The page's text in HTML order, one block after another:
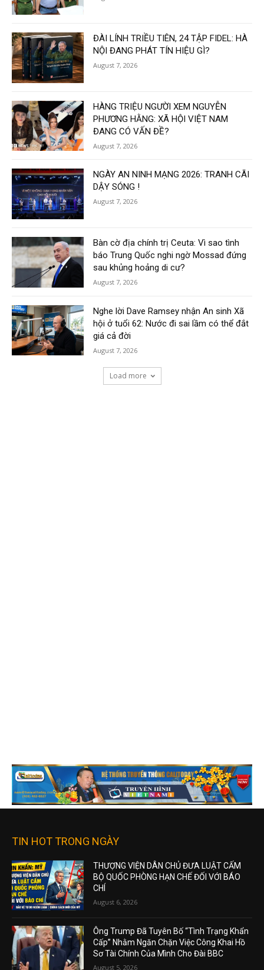
ĐÀI LÍNH TRIỀU TIÊN, 24 TẬP FIDEL: HÀ
NỘI ĐANG PHÁT TÍN HIỆU GÌ?
August 7, 2026
HÀNG TRIỆU NGƯỜI XEM NGUYỄN
PHƯƠNG HẰNG: XÃ HỘI VIỆT NAM
ĐANG CÓ VẤN ĐỀ?
August 7, 2026
NGÀY AN NINH MẠNG 2026: TRANH CÃI
DẬY SÓNG !
August 7, 2026
Bàn cờ địa chính trị Ceuta: Vì sao tình
báo Trung Quốc nghi ngờ Mossad đứng
sau khủng hoảng di cư?
August 7, 2026
Nghe lời Dave Ramsey nhận An sinh Xã
hội ở tuổi 62: Nước đi sai lầm có thể đắt
giá cả đời
August 7, 2026
Load more
TIN HOT TRONG NGÀY
THƯỢNG VIỆN DÂN CHỦ ĐƯA LUẬT CẤM
BỘ QUỐC PHÒNG HẠN CHẾ ĐỐI VỚI BÁO
CHÍ
August 6, 2026
Ông Trump Đã Tuyên Bố “Tình Trạng Khẩn
Cấp” Nhằm Ngăn Chặn Việc Công Khai Hồ
Sơ Tài Chính Của Mình Cho Đài BBC
August 5, 2026